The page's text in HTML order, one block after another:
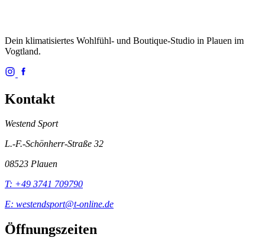
Dein klimatisiertes Wohlfühl- und Boutique-Studio in Plauen im
Vogtland.
Kontakt
Westend Sport
L.-F.-Schönherr-Straße 32
08523 Plauen
T: +49 3741 709790
E: westendsport@t-online.de
Öffnungszeiten